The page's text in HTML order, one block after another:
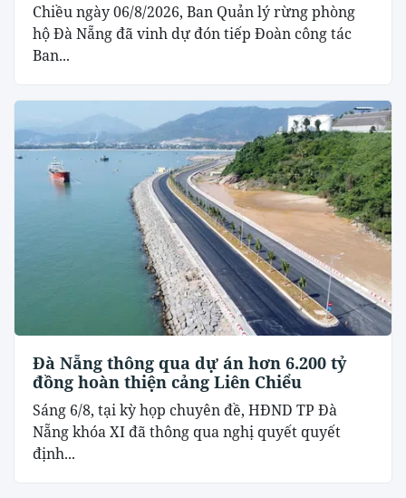
Chiều ngày 06/8/2026, Ban Quản lý rừng phòng
hộ Đà Nẵng đã vinh dự đón tiếp Đoàn công tác
Ban...
Đà Nẵng thông qua dự án hơn 6.200 tỷ
đồng hoàn thiện cảng Liên Chiểu
Sáng 6/8, tại kỳ họp chuyên đề, HĐND TP Đà
Nẵng khóa XI đã thông qua nghị quyết quyết
định...